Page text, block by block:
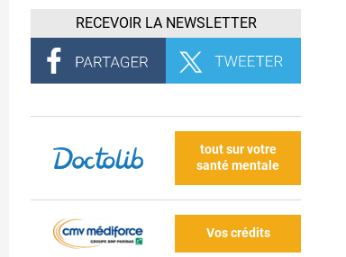
RECEVOIR LA NEWSLETTER
tout sur votre
santé mentale
Vos crédits